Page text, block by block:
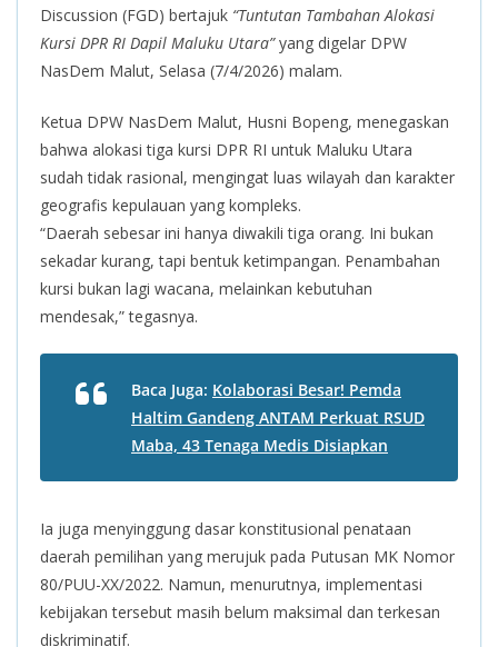
Discussion (FGD) bertajuk “Tuntutan Tambahan Alokasi
Kursi DPR RI Dapil Maluku Utara”yang digelar DPW
NasDem Malut, Selasa (7/4/2026) malam.
Ketua DPW NasDem Malut, Husni Bopeng, menegaskan
bahwa alokasi tiga kursi DPR RI untuk Maluku Utara
sudah tidak rasional, mengingat luas wilayah dan karakter
geografis kepulauan yang kompleks.
“Daerah sebesar ini hanya diwakili tiga orang. Ini bukan
sekadar kurang, tapi bentuk ketimpangan. Penambahan
kursi bukan lagi wacana, melainkan kebutuhan
mendesak,” tegasnya.
Baca Juga: Kolaborasi Besar! Pemda
Haltim Gandeng ANTAM Perkuat RSUD
Maba, 43 Tenaga Medis Disiapkan
Ia juga menyinggung dasar konstitusional penataan
daerah pemilihan yang merujuk pada Putusan MK Nomor
80/PUU-XX/2022. Namun, menurutnya, implementasi
kebijakan tersebut masih belum maksimal dan terkesan
diskriminatif.